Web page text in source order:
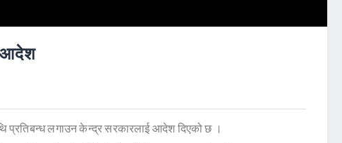
आदेश
प्रतिबन्ध लगाउन केन्द्र सरकारलाई आदेश दिएको छ ।